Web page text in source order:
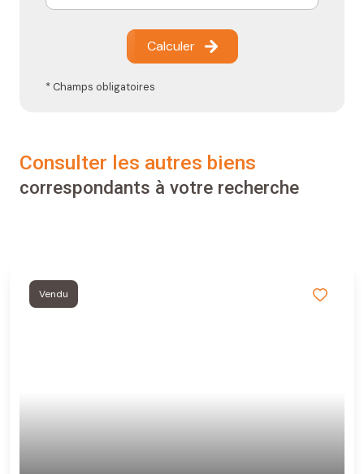
Calculer
* Champs obligatoires
consulter les autres biens
correspondants à votre recherche
Vendu